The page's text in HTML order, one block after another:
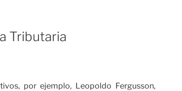
Tributaria
por ejemplo, Leopoldo Fergusson,